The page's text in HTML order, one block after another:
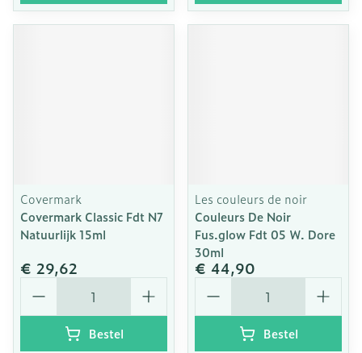
Covermark
Covermark Classic Fdt N7
Natuurlijk 15ml
€ 29,62
Aantal
Bestel
Les couleurs de noir
Couleurs De Noir
Fus.glow Fdt 05 W. Dore
30ml
€ 44,90
Aantal
Bestel